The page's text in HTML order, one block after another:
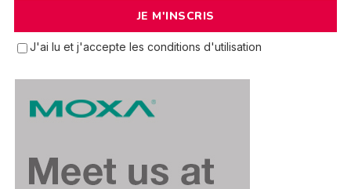
J'ai lu et j'accepte les conditions d'utilisation